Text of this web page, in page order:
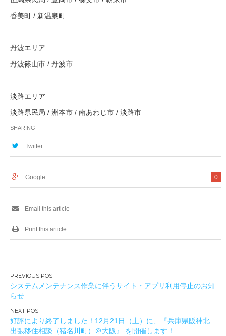
香美町 / 新温泉町
丹波エリア
丹波篠山市 / 丹波市
淡路エリア
淡路県民局 / 洲本市 / 南あわじ市 / 淡路市
SHARING
Twitter
0
Google+
Email this article
Print this article
投
稿
ナ
ビ
ゲ
システムメンテナンス作業に伴うサイト・アプリ利用停止のお知
らせ
好評により終了しました！12月21日（土）に、『兵庫県阪神北
出張移住相談（猪名川町）＠大阪』 を開催します！